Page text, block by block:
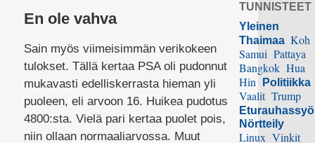
En ole vahva
Sain myös viimeisimmän verikokeen
tulokset. Tällä kertaa PSA oli pudonnut
mukavasti edelliskerrasta hieman yli
puoleen, eli arvoon 16. Huikea pudotus
4800:sta. Vielä pari kertaa puolet pois,
niin ollaan normaaliarvossa. Muut
TUNNISTEET
Yleinen
Thaimaa Koh
Samui Pattaya
Bangkok Hua
Hin
Politiikka
Vaalit Trump
Nörtteily
Linux Vinkit